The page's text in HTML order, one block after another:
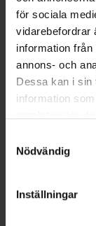
för sociala
vidarebefordrar
information
annons- och
Dessa kan i sin
information
återkalla ditt
lagligheten av
Nödvändig
Inställningar
Läs